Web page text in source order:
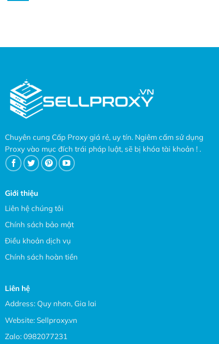
Chuyên cung Cấp Proxy giá rẻ, uy tín. Ngiêm cấm sử dụng
Proxy vào mục đích trái pháp luật, sẽ bị khóa tài khoản ! .
Giới thiệu
Liên hệ chúng tôi
Chính sách bảo mật
Điều khoản dịch vụ
Chính sách hoàn tiền
Liên hệ
Address: Quy nhơn, Gia lai
Website: Sellproxy.vn
Zalo: 0982077231